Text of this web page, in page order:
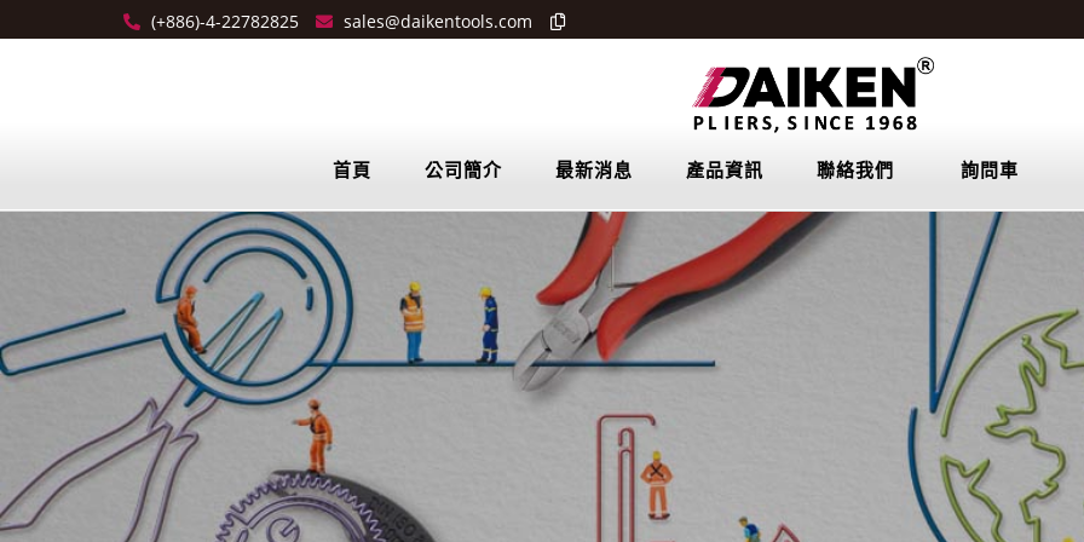
(+886)-4-22782825 sales@daikentools.com
首頁 公司簡介 最新消息 產品資訊 聯絡我們 詢問車